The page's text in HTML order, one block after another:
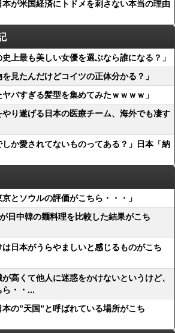
が米国経済にトドメを刺さない本当の理由
上最も美しい女優を選ぶなら誰になる？」
見たんだけどコイツの正体分かる？」
バすぎる髪型を集めてみたｗｗｗｗ」
り遂げる日本の医療チーム、海外でも凄す
か愛されてないものってある？」日本「納
とソウルの評価がこちら・・・」
日中韓の麺料理を比較した結果がこち
日本がうらやましいと感じるものがこち
高くて他人に迷惑をかけないというけど、
・・...
の”天国”と呼ばれている場所がこち